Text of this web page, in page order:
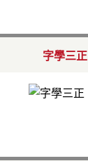
字學三正